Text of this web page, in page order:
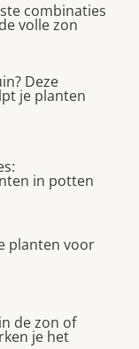
combinaties
volle zon
Deze
je planten
in potten
planten voor
de zon of
je het